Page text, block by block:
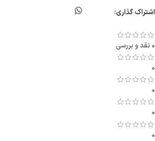
اشتراک گذاری:
0 نقد و بررسی
0
0
0
0